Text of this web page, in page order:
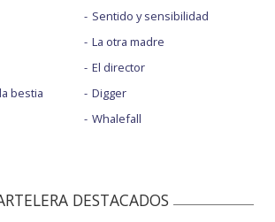
bestia
Sentido y sensibilidad
La otra madre
El director
Digger
Whalefall
DESTACADOS